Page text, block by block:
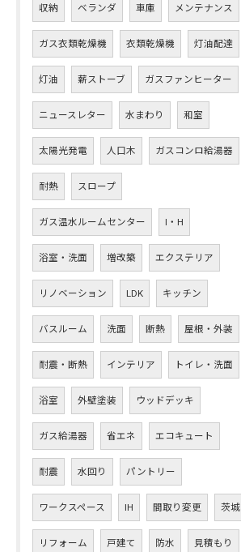
収納 ベランダ 車庫 メンテナンス
ガス衣類乾燥機 衣類乾燥機 灯油配達
灯油 薪ストーブ ガスファンヒーター
ニュースレター 水まわり 和室
太陽光発電 人口木 ガスコンロ給湯器
耐熱 スロープ
ガス温水ルームセンター I・H
浴室・洗面 増改築 エクステリア
リノベーション LDK キッチン
バスルーム 洗面 断熱 屋根・外装
耐震・断熱 インテリア トイレ・洗面
浴室 外壁塗装 ウッドデッキ
ガス給湯器 省エネ エコキュート
耐震 水回り パントリー
ワークスペース IH 間取り変更 茨城
リフォーム 戸建て 防水 見積もり